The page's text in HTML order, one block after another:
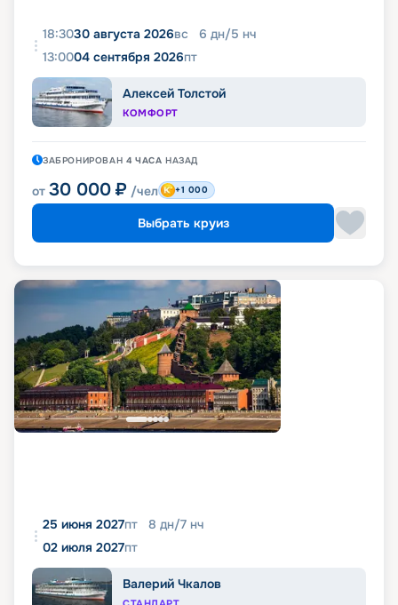
18:3030 августа 2026вс 6 дн/5 нч
13:0004 сентября 2026пт
Алексей Толстой
КОМФОРТ
ЗАБРОНИРОВАН 4 ЧАСА НАЗАД
от 30 000 ₽ /чел +1 000
Выбрать круиз
25 июня 2027пт 8 дн/7 нч
02 июля 2027пт
Валерий Чкалов